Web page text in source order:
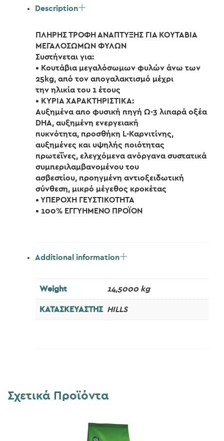
Description
ΠΛΗΡΗΣ ΤΡΟΦΗ ΑΝΑΠΤΥΞΗΣ ΓΙΑ ΚΟΥΤΑΒΙΑ
ΜΕΓΑΛΟΣΩΜΩΝ ΦΥΛΩΝ
Συστήνεται για:
• Κουτάβια μεγαλόσωμων φυλών άνω των
25kg, από τον απογαλακτισμό μέχρι
την ηλικία του 1 έτους
• KYΡΙΑ ΧΑΡΑΚΤΗΡΙΣΤΙΚΑ:
Αυξημένα απο φυσική πηγή Ω-3 λιπαρά οξέα
DHA, αυξημένη ενεργειακή
πυκνότητα, προσθήκη L-Καρνιτίνης,
αυξημένες και υψηλής ποιότητας
πρωτεΐνες, ελεγχόμενα ανόργανα συστατικά
συμπεριλαμβανομένου του
ασβεστίου, προηγμένη αντιοξειδωτική
σύνθεση, μικρό μέγεθος κροκέτας
• ΥΠΕΡΟΧΗ ΓΕΥΣΤΙΚΟΤΗΤΑ
• 100% ΕΓΓΥΗΜΕΝΟ ΠΡΟΪΟΝ
Additional information
Weight 14,5000 kg
ΚΑΤΑΣΚΕΥΑΣΤΗΣ HILLS
Σχετικά Προϊόντα